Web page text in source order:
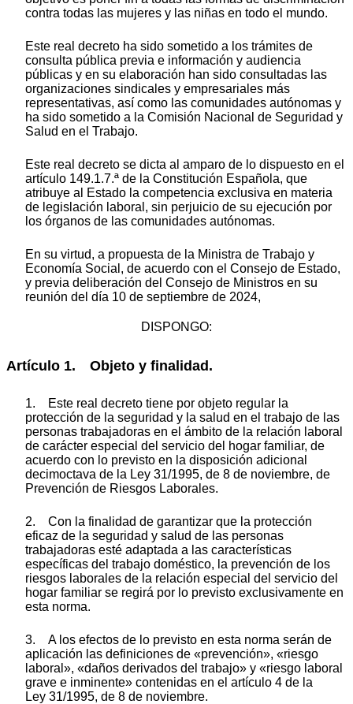
contra todas las mujeres y las niñas en todo el mundo.
Este real decreto ha sido sometido a los trámites de
consulta pública previa e información y audiencia
públicas y en su elaboración han sido consultadas las
organizaciones sindicales y empresariales más
representativas, así como las comunidades autónomas y
ha sido sometido a la Comisión Nacional de Seguridad y
Salud en el Trabajo.
Este real decreto se dicta al amparo de lo dispuesto en el
artículo 149.1.7.ª de la Constitución Española, que
atribuye al Estado la competencia exclusiva en materia
de legislación laboral, sin perjuicio de su ejecución por
los órganos de las comunidades autónomas.
En su virtud, a propuesta de la Ministra de Trabajo y
Economía Social, de acuerdo con el Consejo de Estado,
y previa deliberación del Consejo de Ministros en su
reunión del día 10 de septiembre de 2024,
DISPONGO:
Artículo 1. Objeto y finalidad.
1. Este real decreto tiene por objeto regular la
protección de la seguridad y la salud en el trabajo de las
personas trabajadoras en el ámbito de la relación laboral
de carácter especial del servicio del hogar familiar, de
acuerdo con lo previsto en la disposición adicional
decimoctava de la Ley 31/1995, de 8 de noviembre, de
Prevención de Riesgos Laborales.
2. Con la finalidad de garantizar que la protección
eficaz de la seguridad y salud de las personas
trabajadoras esté adaptada a las características
específicas del trabajo doméstico, la prevención de los
riesgos laborales de la relación especial del servicio del
hogar familiar se regirá por lo previsto exclusivamente en
esta norma.
3. A los efectos de lo previsto en esta norma serán de
aplicación las definiciones de «prevención», «riesgo
laboral», «daños derivados del trabajo» y «riesgo laboral
grave e inminente» contenidas en el artículo 4 de la
Ley 31/1995, de 8 de noviembre.